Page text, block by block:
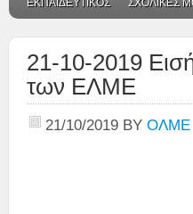
ΕΚΠΑΙΔΕΥΤΙΚΟΣ ΣΧΟΛΙΚΕΣ
21-10-2019
των ΕΛΜΕ
21/10/2019 BY ΟΛΜΕ